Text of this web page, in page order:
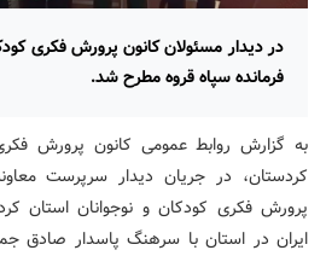
در دیدار مسئولان کانون پرورش فکری
فرمانده سپاه قروه مطرح شد.
به گزارش روابط عمومی کانون پرورش
کردستان، در جریان دیدار سرپرست
پرورش فکری کودکان و نوجوانان استان
ایران در استان با سرهنگ پاسدار صادق